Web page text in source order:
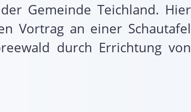
Gemeinde Teichland. Hier
Vortrag an einer Schautafel
durch Errichtung von